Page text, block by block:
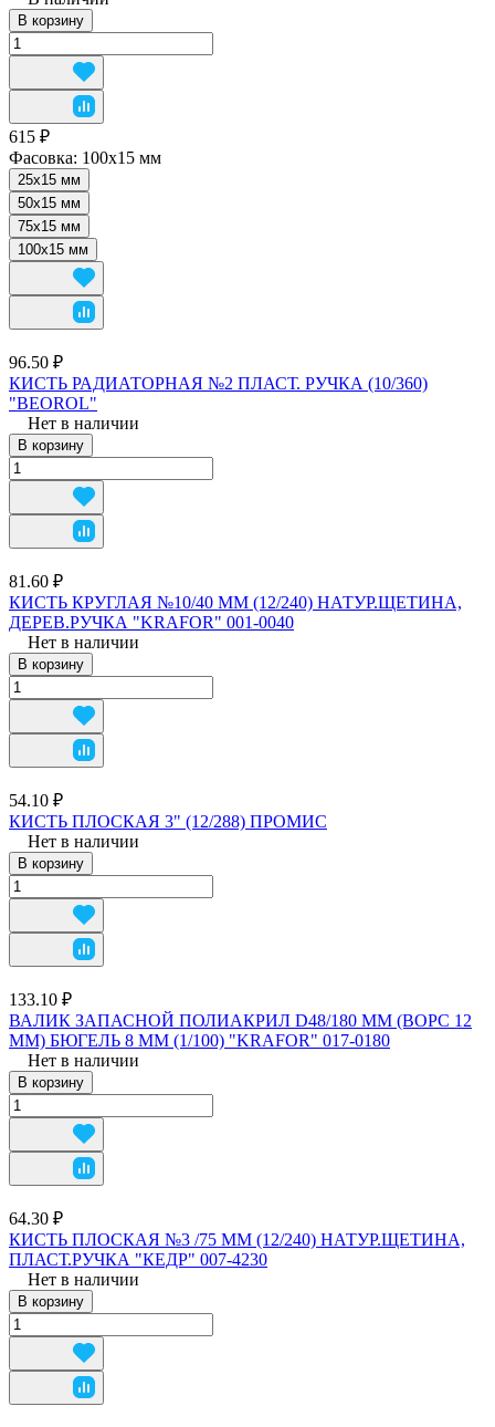
В корзину
615 ₽
Фасовка: 100x15 мм
25x15 мм
50x15 мм
75x15 мм
100x15 мм
96.50 ₽
КИСТЬ РАДИАТОРНАЯ №2 ПЛАСТ. РУЧКА (10/360)
"BEOROL"
Нет в наличии
В корзину
81.60 ₽
КИСТЬ КРУГЛАЯ №10/40 ММ (12/240) НАТУР.ЩЕТИНА,
ДЕРЕВ.РУЧКА "KRAFOR" 001-0040
Нет в наличии
В корзину
54.10 ₽
КИСТЬ ПЛОСКАЯ 3" (12/288) ПРОМИС
Нет в наличии
В корзину
133.10 ₽
ВАЛИК ЗАПАСНОЙ ПОЛИАКРИЛ D48/180 ММ (ВОРС 12
ММ) БЮГЕЛЬ 8 ММ (1/100) "KRAFOR" 017-0180
Нет в наличии
В корзину
64.30 ₽
КИСТЬ ПЛОСКАЯ №3 /75 ММ (12/240) НАТУР.ЩЕТИНА,
ПЛАСТ.РУЧКА "КЕДР" 007-4230
Нет в наличии
В корзину